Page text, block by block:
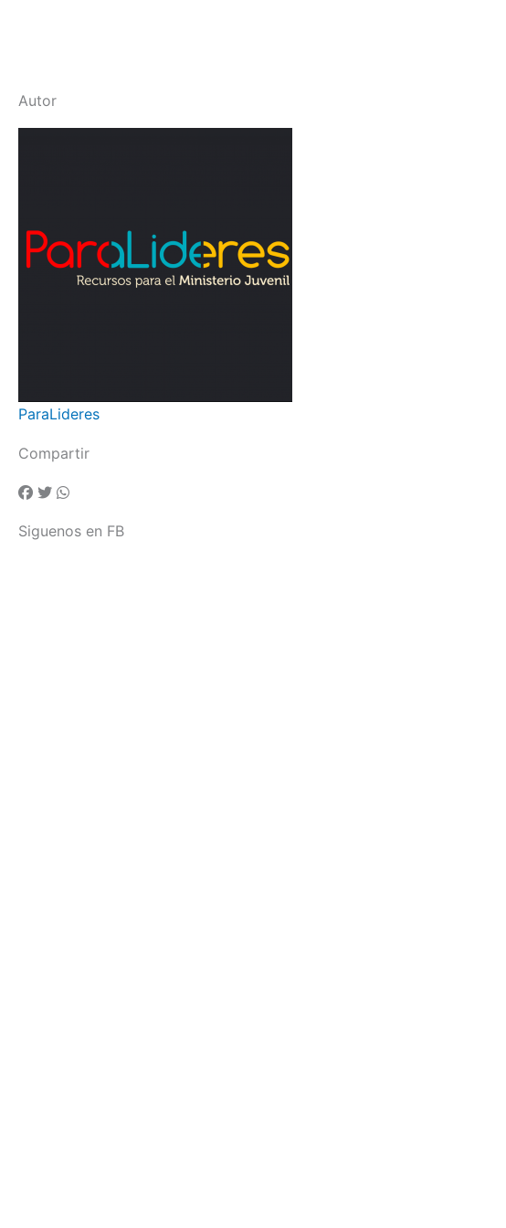
Autor
ParaLideres
Compartir
Siguenos en FB